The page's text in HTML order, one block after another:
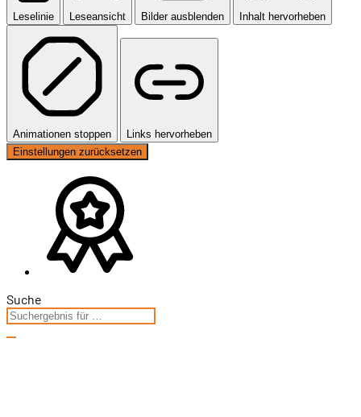
Leselinie Leseansicht Bilder ausblenden Inhalt hervorheben
Animationen stoppen
Links hervorheben
Einstellungen zurücksetzen
Suche